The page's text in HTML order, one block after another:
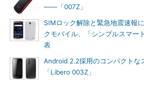
――「007Z」
SIMロック解除と緊急地震速報
クモバイル、「シンプルスマー
表
Android 2.2採用のコンパクトな
「Libero 003Z」